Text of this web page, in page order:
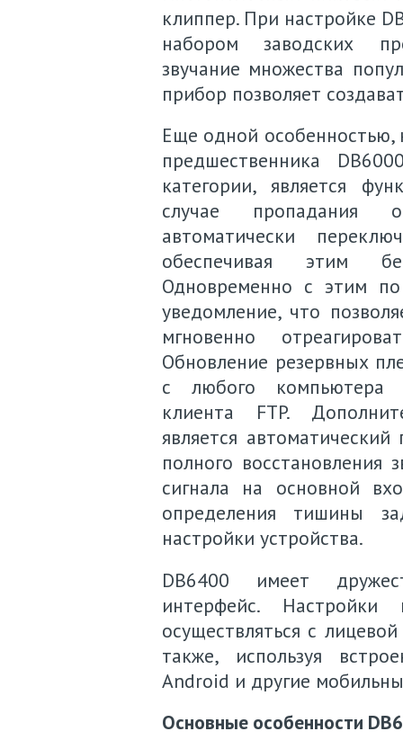
клиппер. При настройке
набором заводских
звучание множества
прибор позволяет
Еще одной особенностью,
предшественника
категории, является
случае пропадания
автоматически
обеспечивая этим
Одновременно с этим по
уведомление, что
мгновенно
Обновление резервных
с любого компьютера
клиента FTP.
является
полного восстановления
сигнала на основной
определения тишины
настройки устройства.
DB6400 имеет
интерфейс.
осуществляться с
также, используя
Android и другие
Основные особенности